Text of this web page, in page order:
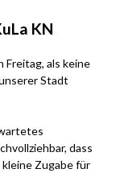
KN
Freitag, als keine
Stadt
dass
Zugabe für